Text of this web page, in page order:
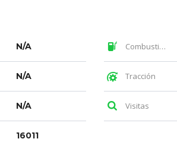
N/A Combustible
N/A Tracción
N/A Visitas
16011